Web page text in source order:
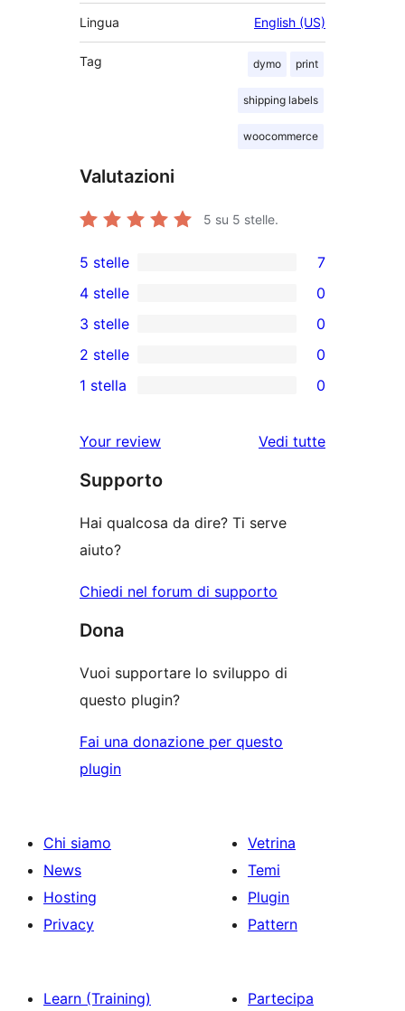
Lingua English (US)
Tag dymo print
shipping labels
woocommerce
Valutazioni
5 su 5 stelle.
7
recensioni
a
5-
stelle
5 stelle 7
recensioni
a
4-
4 stelle 0
0
recensioni
a
stelle
3 stelle 0
recensioni
2-
stelle
2 stelle 0
a
1-
1 stella 0
Your review Vedi tuttele
Supporto
Hai qualcosa da dire? Ti serve
aiuto?
Chiedi nel forum di supporto
Dona
Vuoi supportare lo sviluppo di
questo plugin?
Fai una donazione per questo
plugin
Chi siamo
News
Hosting
Privacy
Vetrina
Temi
Plugin
Pattern
Learn (Training)
Partecipa